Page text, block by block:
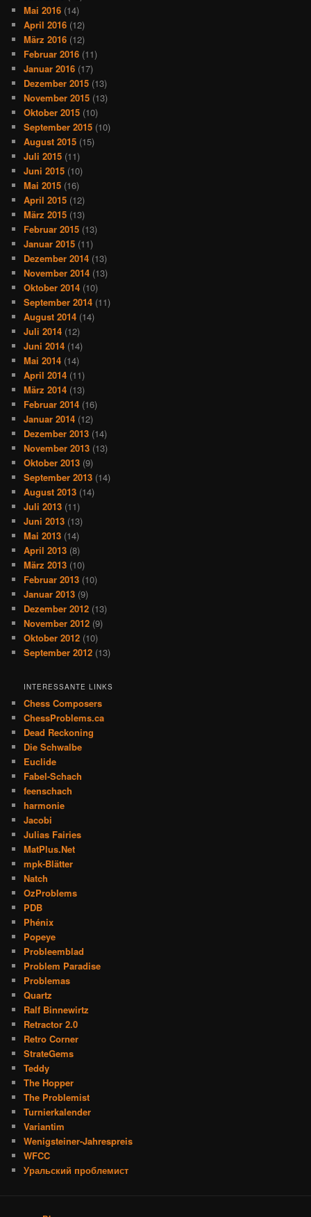
Mai 2016 (14)
April 2016 (12)
März 2016 (12)
Februar 2016 (11)
Januar 2016 (17)
Dezember 2015 (13)
November 2015 (13)
Oktober 2015 (10)
September 2015 (10)
August 2015 (15)
Juli 2015 (11)
Juni 2015 (10)
Mai 2015 (16)
April 2015 (12)
März 2015 (13)
Februar 2015 (13)
Januar 2015 (11)
Dezember 2014 (13)
November 2014 (13)
Oktober 2014 (10)
September 2014 (11)
August 2014 (14)
Juli 2014 (12)
Juni 2014 (14)
Mai 2014 (14)
April 2014 (11)
März 2014 (13)
Februar 2014 (16)
Januar 2014 (12)
Dezember 2013 (14)
November 2013 (13)
Oktober 2013 (9)
September 2013 (14)
August 2013 (14)
Juli 2013 (11)
Juni 2013 (13)
Mai 2013 (14)
April 2013 (8)
März 2013 (10)
Februar 2013 (10)
Januar 2013 (9)
Dezember 2012 (13)
November 2012 (9)
Oktober 2012 (10)
September 2012 (13)
INTERESSANTE LINKS
Chess Composers
ChessProblems.ca
Dead Reckoning
Die Schwalbe
Euclide
Fabel-Schach
feenschach
harmonie
Jacobi
Julias Fairies
MatPlus.Net
mpk-Blätter
Natch
OzProblems
PDB
Phénix
Popeye
Probleemblad
Problem Paradise
Problemas
Quartz
Ralf Binnewirtz
Retractor 2.0
Retro Corner
StrateGems
Teddy
The Hopper
The Problemist
Turnierkalender
Variantim
Wenigsteiner-Jahrespreis
WFCC
Уральский проблемист